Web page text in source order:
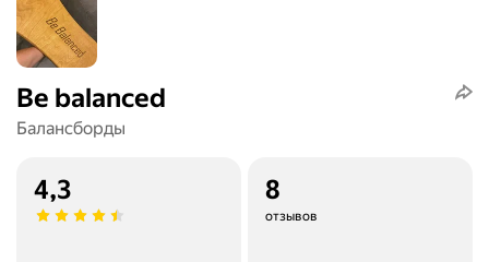
Be balanced
Балансборды
4,3 8
отзывов